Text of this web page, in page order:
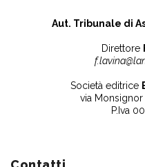
Aut. Tribunale di
Direttore
Società editrice
via Monsignor
P.Iva